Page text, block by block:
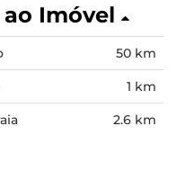
Imóvel
50 km
1 km
2.6 km